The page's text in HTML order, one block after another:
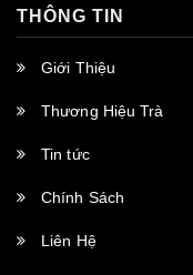
THÔNG TIN
Giới Thiệu
Thương Hiệu Trà
Tin tức
Chính Sách
Liên Hệ